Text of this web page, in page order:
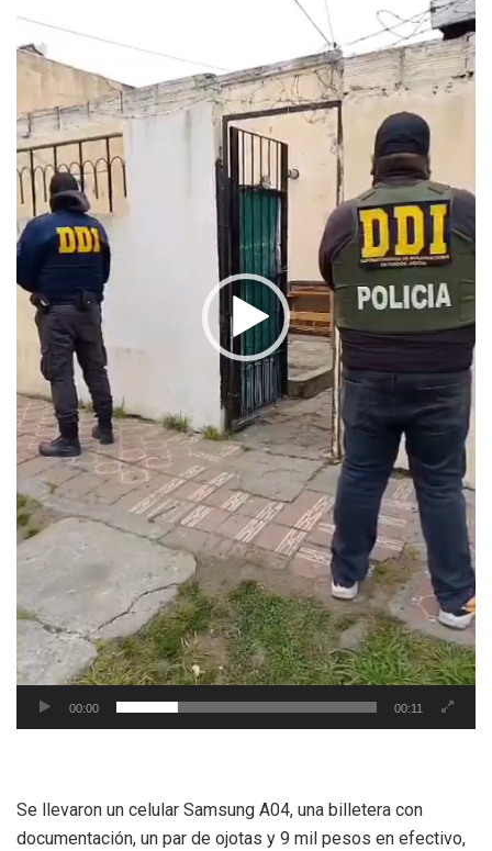
00:00 00:11
Se llevaron un celular Samsung A04, una billetera con
documentación, un par de ojotas y 9 mil pesos en efectivo,